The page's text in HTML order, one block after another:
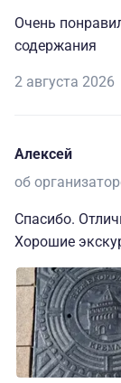
Очень
содержания
2 августа 2026
Алексей
об
Спасибо.
Хорошие